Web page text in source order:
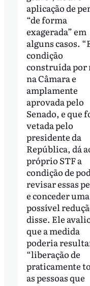
aplicação de
“de forma
exagerada” em
alguns casos.
condição
construída por
na Câmara e
amplamente
aprovada pelo
Senado, e que
vetada pelo
presidente da
República, dá
próprio STF a
condição de
revisar essas
e conceder uma
possível
disse. Ele
que a medida
poderia
“liberação de
praticamente
as pessoas que